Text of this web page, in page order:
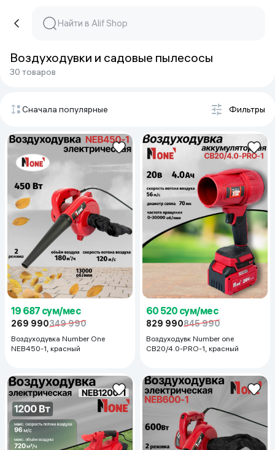
Воздуходувки и садовые пылесосы
30 товаров
Сначала популярные Фильтры
19 687 сум/мес
269 990349 990
Воздуходувка Number One
NEB450-1, красный
60 520 сум/мес
829 990845 990
Воздуходувк Number one
CB20/4.0-PRO-1, красный